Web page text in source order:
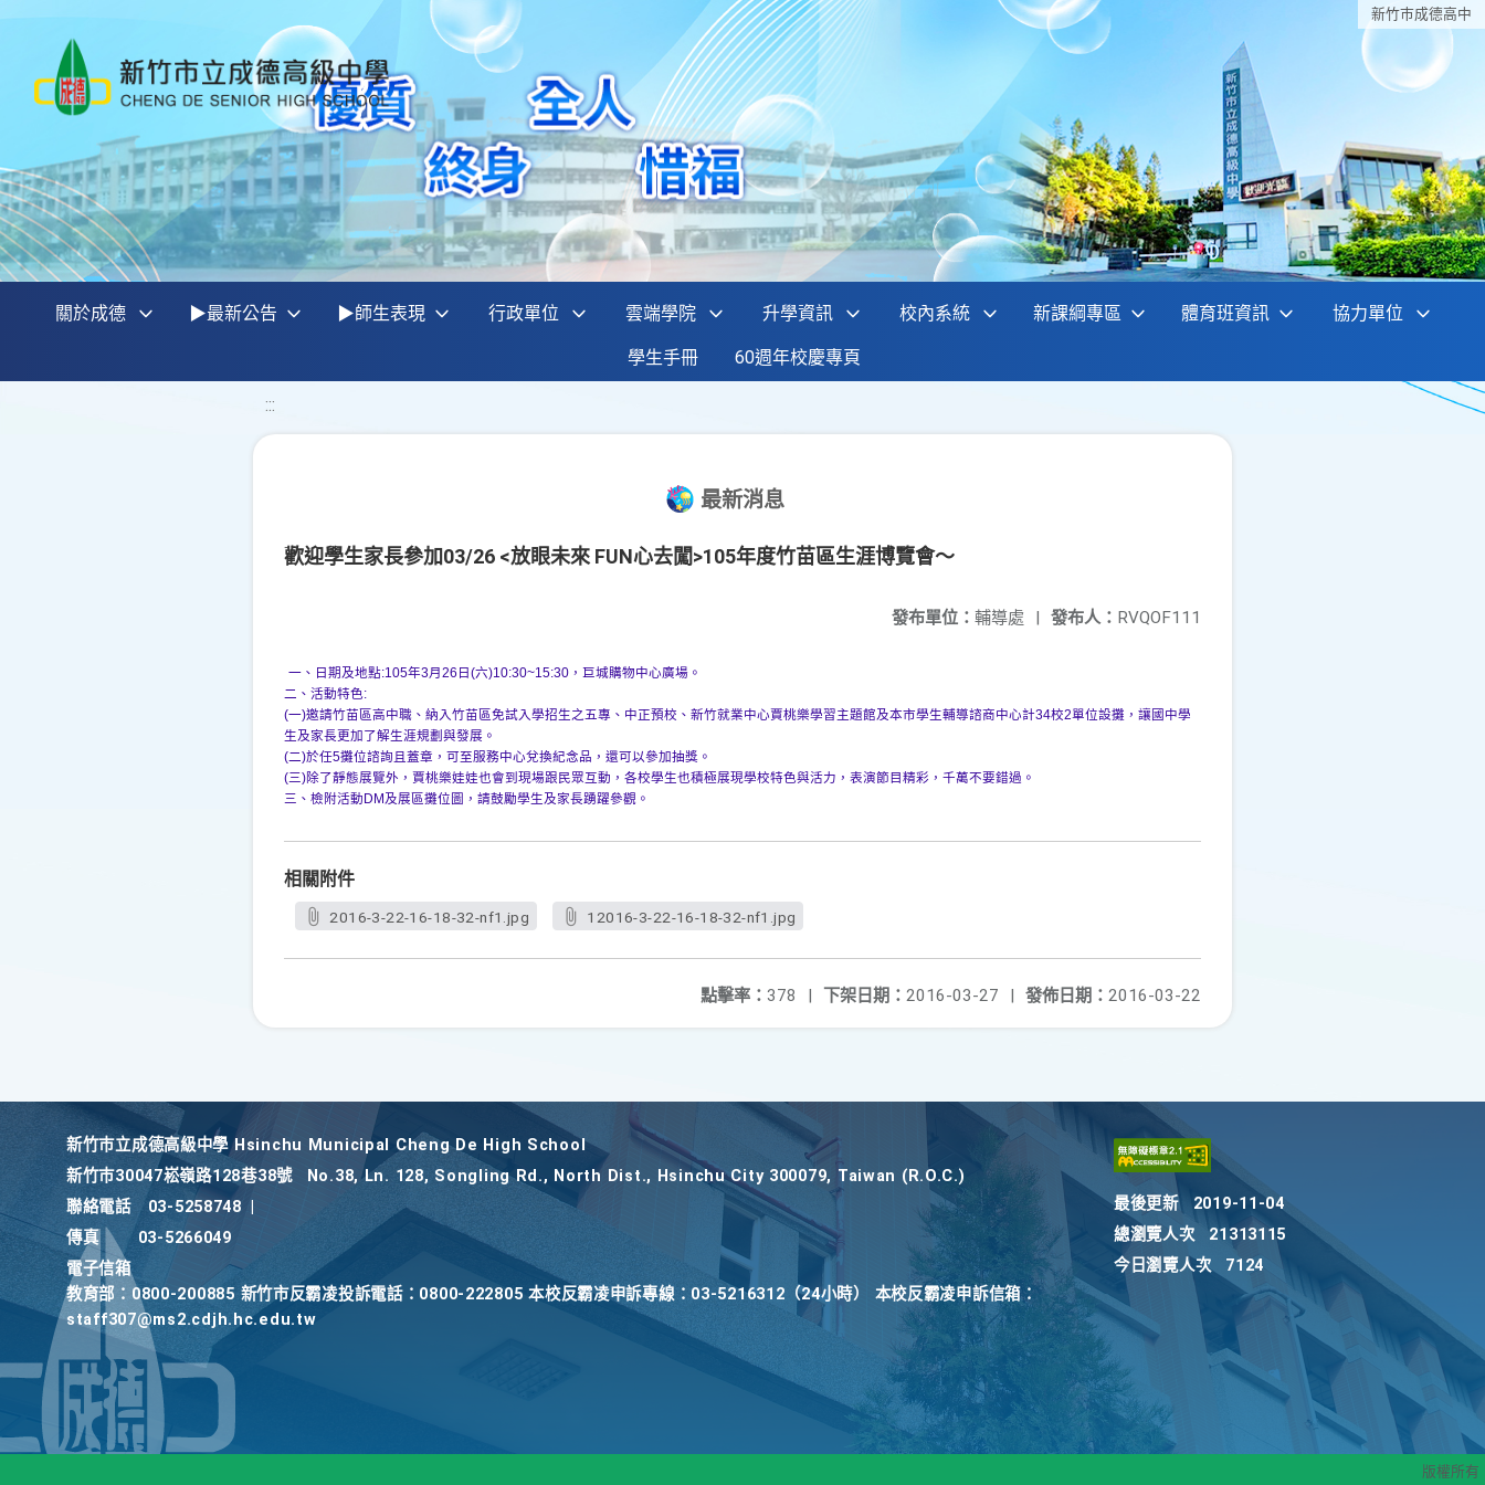
新竹巿成德高中
關於成德 ▶最新公告 ▶師生表現 行政單位 雲端學院 升學資訊 校內系統 新課綱專區 體育班資訊 協力單位
學生手冊 60週年校慶專頁
:::
最新消息
歡迎學生家長參加03/26 <放眼未來 FUN心去闖>105年度竹苗區生涯博覽會～
發布人： RVQOF111
發布單位： 輔導處 |
一、日期及地點:105年3月26日(六)10:30~15:30，巨城購物中心廣場。
二、活動特色:
(一)邀請竹苗區高中職、納入竹苗區免試入學招生之五專、 中正預校、 新竹就業中心賈桃樂學習主題館及本市學生輔導諮商中心計34校2單位設攤，讓國中學
生及家長更加了解生涯規劃與發展。
(二)於任5攤位諮詢且蓋章，可至服務中心兌換紀念品， 還可以參加抽獎。
(三)除了靜態展覽外，賈桃樂娃娃也會到現場跟民眾互動， 各校學生也積極展現學校特色與活力，表演節目精彩， 千萬不要錯過。
三、檢附活動DM及展區攤位圖，請鼓勵學生及家長踴躍參觀。
相關附件
2016-3-22-16-18-32-nf1.jpg 12016-3-22-16-18-32-nf1.jpg
發佈日期： 2016-03-22
下架日期： 2016-03-27 |
點擊率： 378 |
新竹巿立成德高級中學 Hsinchu Municipal Cheng De High School
新竹巿30047崧嶺路128巷38號
No.38, Ln. 128, Songling Rd., North Dist., Hsinchu City 300079, Taiwan (R.O.C.)
聯絡電話
03-5258748
傳真
03-5266049
電子信箱
教育部：0800-200885 新竹市反霸凌投訴電話：0800-222805 本校反霸凌申訴專線：03-5216312（24小時） 本校反霸凌申訴信箱：
staff307@ms2.cdjh.hc.edu.tw
最後更新
2019-11-04
總瀏覽人次
21313115
今日瀏覽人次
7124
版權所有